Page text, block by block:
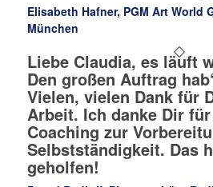
Elisabeth Hafner, PGM Art World
München
Liebe Claudia, es läuft
Den großen Auftrag
Vielen, vielen Dank für
Arbeit. Ich danke Dir
Coaching zur
Selbstständigkeit. Das
geholfen!